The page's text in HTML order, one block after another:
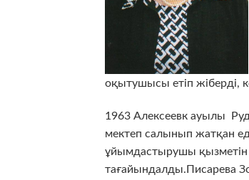
оқытушысы етіп жіберді,
1963 Алексеевк ауылы
мектеп салынып жатқан
ұйымдастырушы
тағайындалды.Писарева